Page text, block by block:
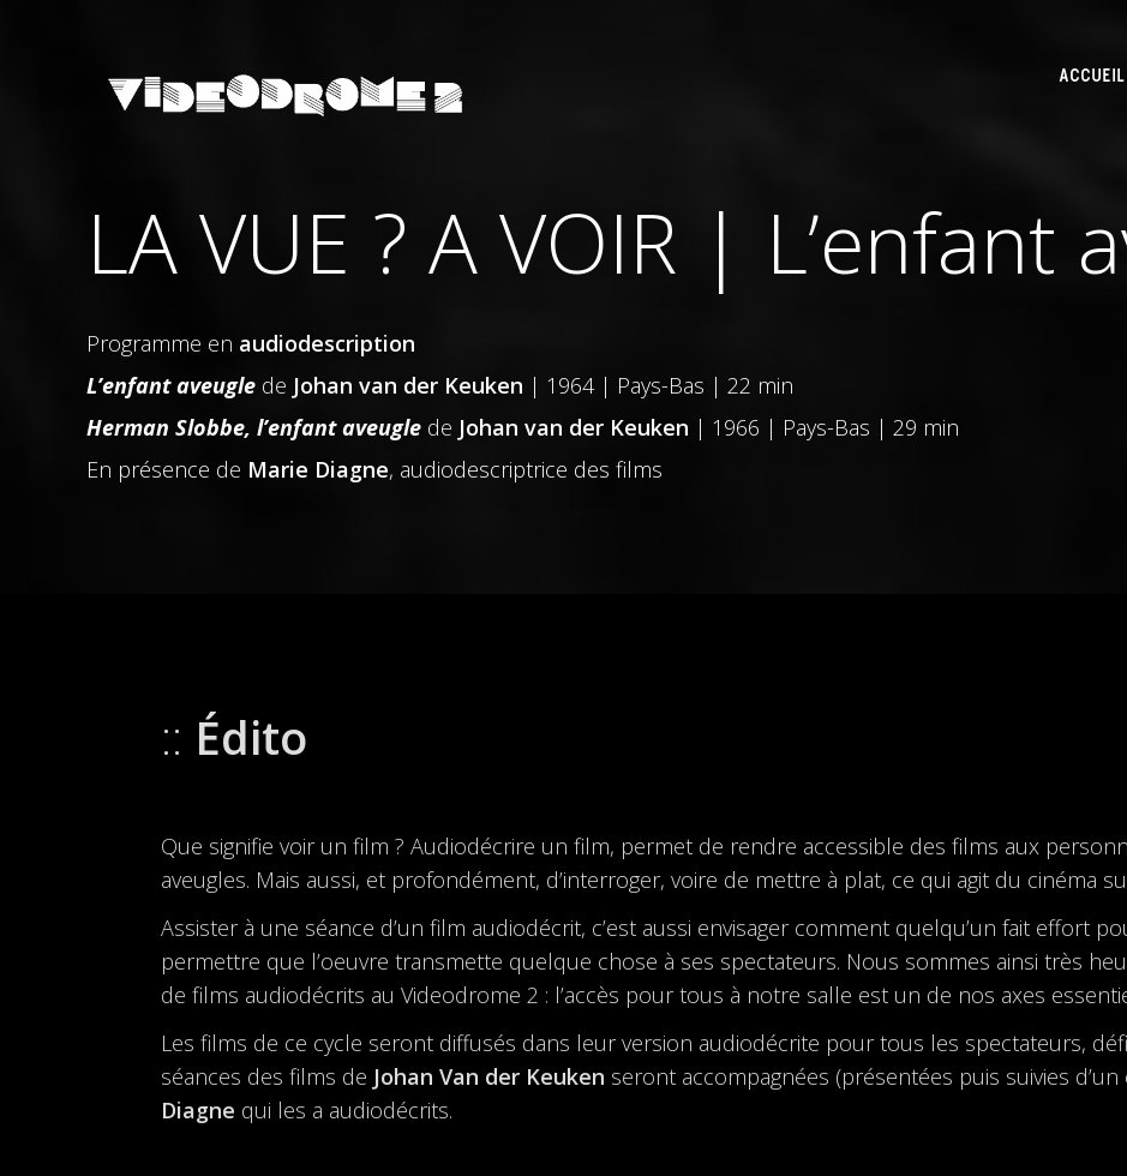
ACCUEIL
LA VUE ? A VOIR | L’enfant
Programme en audiodescription
L’enfant aveugle de Johan van der Keuken | 1964 | Pays-Bas | 22 min
Herman Slobbe, l’enfant aveugle de Johan van der Keuken | 1966 | Pays-Bas | 29 min
En présence de Marie Diagne, audiodescriptrice des films
Édito
Que signifie voir un film ? Audiodécrire un film, permet de rendre accessible des films aux
aveugles. Mais aussi, et profondément, d’interroger, voire de mettre à plat, ce qui agit du cinéma
Assister à une séance d’un film audiodécrit, c’est aussi envisager comment quelqu’un fait effort
permettre que l’oeuvre transmette quelque chose à ses spectateurs. Nous sommes ainsi très
de films audiodécrits au Videodrome 2 : l’accès pour tous à notre salle est un de nos axes
Les films de ce cycle seront diffusés dans leur version audiodécrite pour tous les spectateurs,
séances des films de Johan Van der Keuken seront accompagnées (présentées puis suivies
Diagne qui les a audiodécrits.